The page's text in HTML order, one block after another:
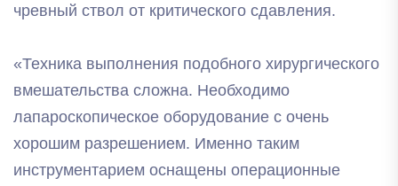
чревный ствол от критического сдавления.
«Техника выполнения подобного хирургического
вмешательства сложна. Необходимо
лапароскопическое оборудование с очень
хорошим разрешением. Именно таким
инструментарием оснащены операционные